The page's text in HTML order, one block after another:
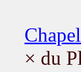
× du